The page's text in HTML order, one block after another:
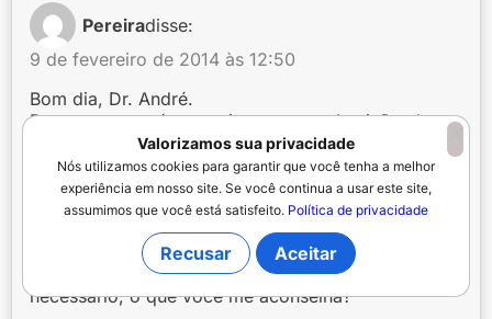
Pereiradisse:
9 de fevereiro de 2014 às 12:50
Bom dia, Dr. André.
Bem meu caso é o seguinte possuo dentição classe
II, mas não chega a ser em alto nível, só são um
pouco para frente meus dentes superiores. Pois
bem já extrai os dois terceiro-molares superiores e
agora pouco recebi a informação que para meu
tratamento avançar de forma mais rápida será
necessário retirar mais dois dentes, que são dois
pré-molares superiores, mas acho que não será
necessário, o que você me aconselha?
Valorizamos sua privacidade
Nós utilizamos cookies para garantir que você tenha a melhor
experiência em nosso site. Se você continua a usar este site,
assumimos que você está satisfeito. Política de privacidade
Aceitar
Recusar